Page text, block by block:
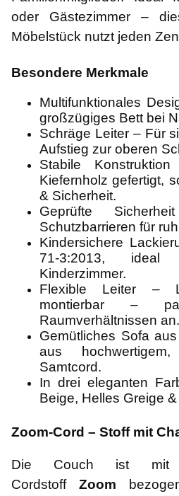
oder Gästezimmer –
Möbelstück nutzt jeden
Besondere Merkmale
Multifunktionales
großzügiges Bett bei
Schräge Leiter – Für
Aufstieg zur oberen
Stabile
Kiefernholz gefertigt,
& Sicherheit.
Geprüfte
Schutzbarrieren für
Kindersichere
71-3:2013, ideal
Kinderzimmer.
Flexible Leiter –
montierbar –
Raumverhältnissen an.
Gemütliches Sofa
aus
Samtcord.
In drei eleganten
Beige, Helles Greige
Zoom-Cord – Stoff mit
Die Couch ist mit
Cordstoff Zoom